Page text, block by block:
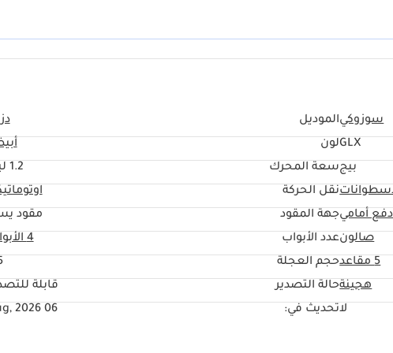
من المرجّح أن تكون هذه السيارة من بين أسرع السيارات مبيعًا عند رغبتك في الترقية
سوزوكيالموديل
GLXلون
بيجسعة المحرك
1.2 ليتر
نقل الحركة
دفع أماميجهة المقود
مقود
صالونعدد الأبواب
4 الأبواب
5 مقاعد حجم العجلة
هجينةحالة التصدير
قابلة
لاتحديث في: 06 Aug, 2026